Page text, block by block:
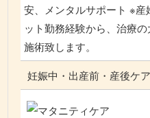
安、メンタルサポート ※
ット勤務経験から、治療
施術致します。
妊娠中・出産前・産後ケ